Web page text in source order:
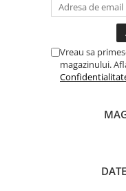
Vreau sa
magazinului.